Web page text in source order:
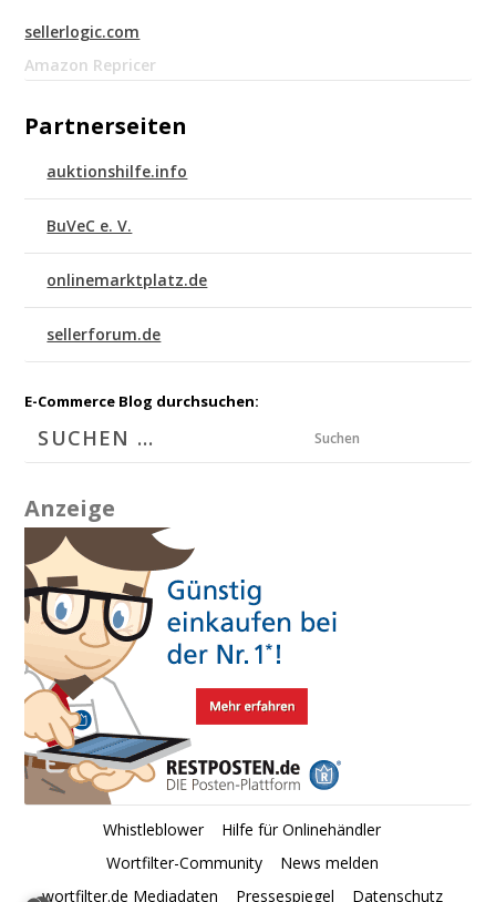
sellerlogic.com
Amazon Repricer
Partnerseiten
auktionshilfe.info
BuVeC e. V.
onlinemarktplatz.de
sellerforum.de
E-Commerce Blog durchsuchen:
Suchen
Anzeige
Whistleblower
Hilfe für Onlinehändler
Wortfilter-Community
News melden
wortfilter.de Mediadaten
Pressespiegel Datenschutz